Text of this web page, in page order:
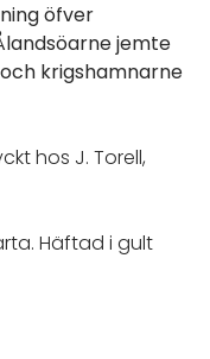
öfver
jemte
krigshamnarne
hos J. Torell,
Häftad i gult